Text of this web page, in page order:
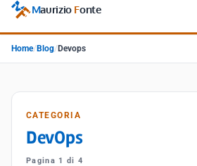
Maurizio Fonte
Home/ Blog/ Devops
CATEGORIA
DevOps
Pagina 1 di 4